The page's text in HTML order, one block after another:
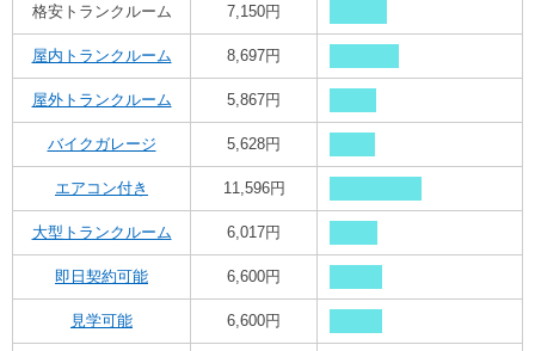
格安トランクルーム 7,150円
屋内トランクルーム 8,697円
屋外トランクルーム 5,867円
バイクガレージ 5,628円
エアコン付き 11,596円
大型トランクルーム 6,017円
即日契約可能 6,600円
見学可能 6,600円